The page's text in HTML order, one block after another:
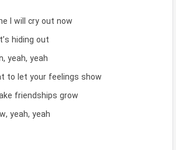
I will cry out now
hiding out
yeah, yeah
to let your feelings show
friendships grow
yeah, yeah